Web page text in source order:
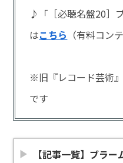
♪「［必聴名盤20］
はこちら （有料コン
※旧『レコード芸術
です
【記事一覧】ブラ